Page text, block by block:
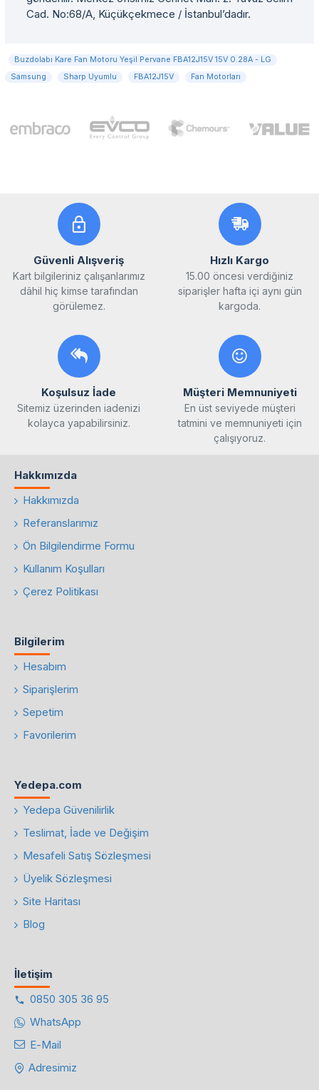
Cad. No:68/A, Küçükçekmece / İstanbul’dadır.
Buzdolabı Kare Fan Motoru Yeşil Pervane FBA12J15V 15V 0.28A - LG
Samsung
Sharp Uyumlu FBA12J15V Fan Motorları
Güvenli Alışveriş
Kart bilgileriniz çalışanlarımız
dâhil hiç kimse tarafından
görülemez.
Hızlı Kargo
15.00 öncesi verdiğiniz
siparişler hafta içi aynı gün
kargoda.
Koşulsuz İade
Sitemiz üzerinden iadenizi
kolayca yapabilirsiniz.
Müşteri Memnuniyeti
En üst seviyede müşteri
tatmini ve memnuniyeti için
çalışıyoruz.
Hakkımızda
Hakkımızda
Referanslarımız
Ön Bilgilendirme Formu
Kullanım Koşulları
Çerez Politikası
Bilgilerim
Hesabım
Siparişlerim
Sepetim
Favorilerim
Yedepa.com
Yedepa Güvenilirlik
Teslimat, İade ve Değişim
Mesafeli Satış Sözleşmesi
Üyelik Sözleşmesi
Site Haritası
Blog
İletişim
0850 305 36 95
WhatsApp
E-Mail
Adresimiz